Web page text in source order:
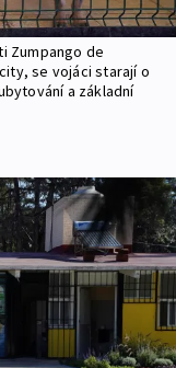
Zumpango de
se vojáci starají o
a základní